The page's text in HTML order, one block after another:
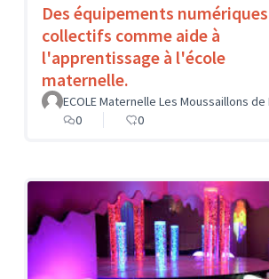
Des équipements numériques
collectifs comme aide à
l'apprentissage à l'école
maternelle.
ECOLE Maternelle Les Moussaillons de
0
0